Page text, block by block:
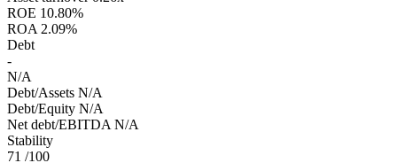
ROE 10.80%
ROA 2.09%
Debt
-
N/A
Debt/Assets N/A
Debt/Equity N/A
Net debt/EBITDA N/A
Stability
71 /100